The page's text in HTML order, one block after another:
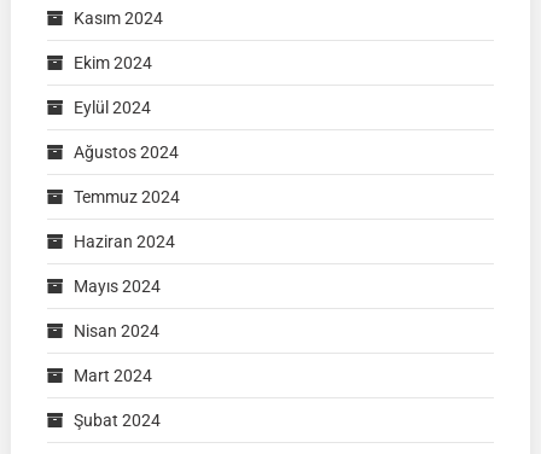
Kasım 2024
Ekim 2024
Eylül 2024
Ağustos 2024
Temmuz 2024
Haziran 2024
Mayıs 2024
Nisan 2024
Mart 2024
Şubat 2024